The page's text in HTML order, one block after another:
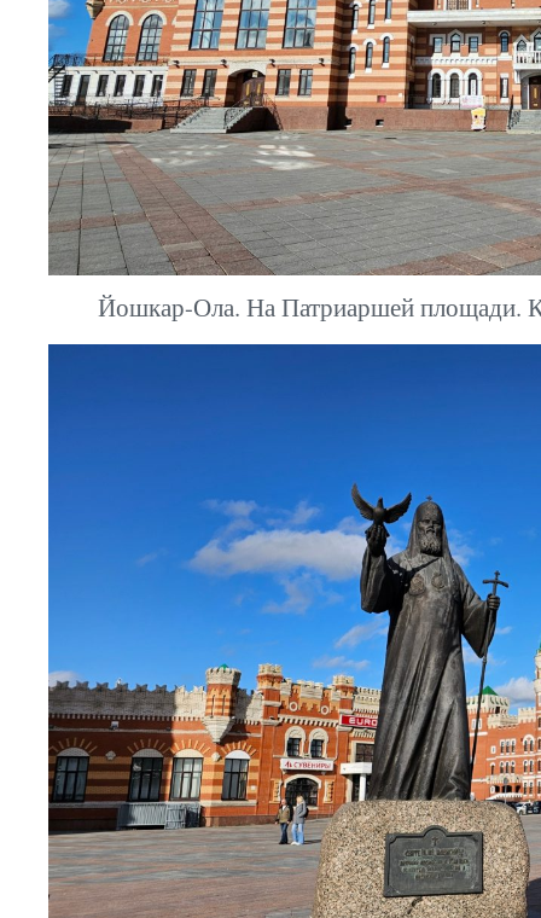
Йошкар-Ола. На Патриаршей площади.